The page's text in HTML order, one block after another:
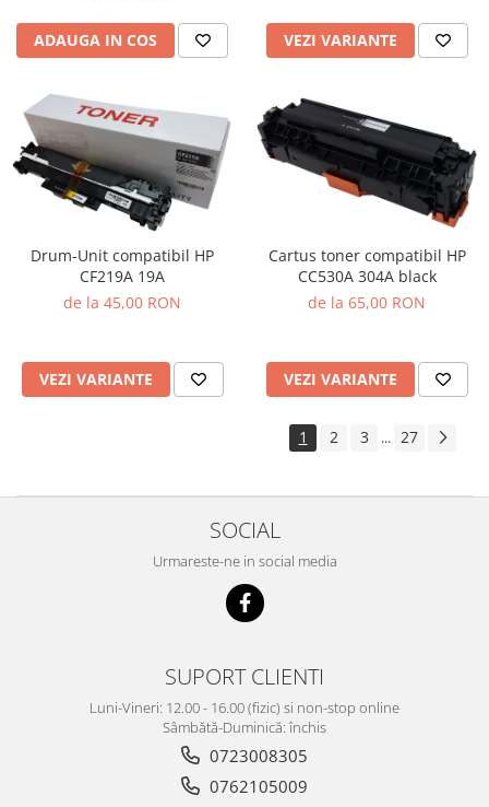
ADAUGA IN COS VEZI VARIANTE
Drum-Unit compatibil HP
CF219A 19A
de la 45,00 RON
VEZI VARIANTE
Cartus toner compatibil HP
CC530A 304A black
de la 65,00 RON
VEZI VARIANTE
1 2 3 ... 27
SOCIAL
Urmareste-ne in social media
SUPORT CLIENTI
Luni-Vineri: 12.00 - 16.00 (fizic) si non-stop online
Sâmbătă-Duminică: închis
0723008305
0762105009